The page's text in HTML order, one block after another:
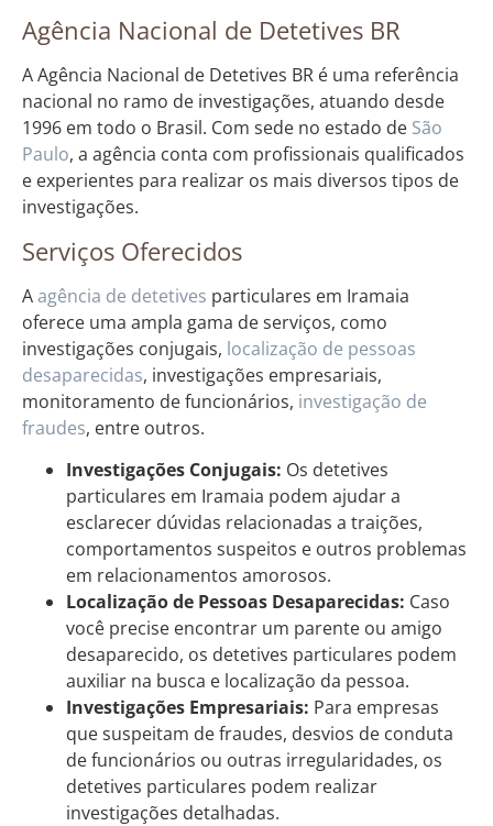
Agência Nacional de Detetives BR
A Agência Nacional de Detetives BR é uma referência
nacional no ramo de investigações, atuando desde
1996 em todo o Brasil. Com sede no estado de São
Paulo, a agência conta com profissionais qualificados
e experientes para realizar os mais diversos tipos de
investigações.
Serviços Oferecidos
Aagência de detetives particulares em Iramaia
oferece uma ampla gama de serviços, como
investigações conjugais, localização de pessoas
desaparecidas, investigações empresariais,
monitoramento de funcionários, investigação de
fraudes, entre outros.
Investigações Conjugais: Os detetives
particulares em Iramaia podem ajudar a
esclarecer dúvidas relacionadas a traições,
comportamentos suspeitos e outros problemas
em relacionamentos amorosos.
Localização de Pessoas Desaparecidas: Caso
você precise encontrar um parente ou amigo
desaparecido, os detetives particulares podem
auxiliar na busca e localização da pessoa.
Investigações Empresariais: Para empresas
que suspeitam de fraudes, desvios de conduta
de funcionários ou outras irregularidades, os
detetives particulares podem realizar
investigações detalhadas.